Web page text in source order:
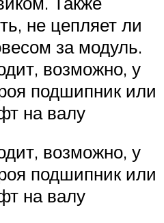
не цепляет ли
за модуль.
возможно, у
подшипник или
на валу
возможно, у
подшипник или
на валу